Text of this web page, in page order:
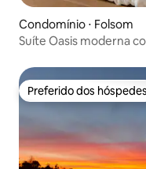
Condomínio ⋅ Folsom
Suíte Oasis moderna
Preferido dos
Preferido dos hóspedes